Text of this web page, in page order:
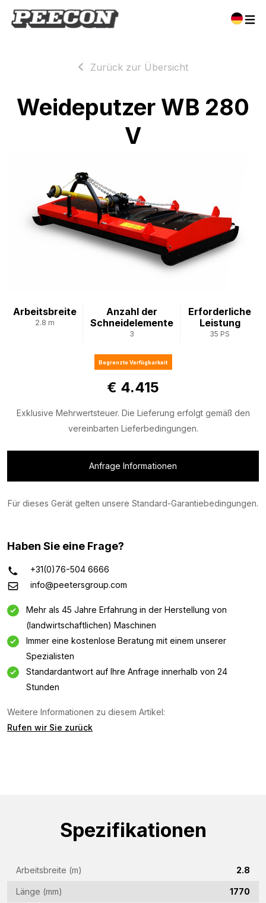
Zurück zur Übersicht
Weideputzer WB 280
V
Arbeitsbreite
2.8 m
Anzahl der
Schneidelemente
3
Erforderliche
Leistung
35 PS
Begrenzte Verfügbarkeit
€ 4.415
Exklusive Mehrwertsteuer. Die Lieferung erfolgt gemäß den
vereinbarten Lieferbedingungen.
Anfrage Informationen
Für dieses Gerät gelten unsere Standard-Garantiebedingungen.
Haben Sie eine Frage?
+31(0)76-504 6666
info@peetersgroup.com
Mehr als 45 Jahre Erfahrung in der Herstellung von
(landwirtschaftlichen) Maschinen
Immer eine kostenlose Beratung mit einem unserer
Spezialisten
Standardantwort auf Ihre Anfrage innerhalb von 24
Stunden
Weitere Informationen zu diesem Artikel:
Rufen wir Sie zurück
Spezifikationen
Arbeitsbreite (m) 2.8
Länge (mm) 1770
Informationsanfrage
Firmenname
E-
Adresse